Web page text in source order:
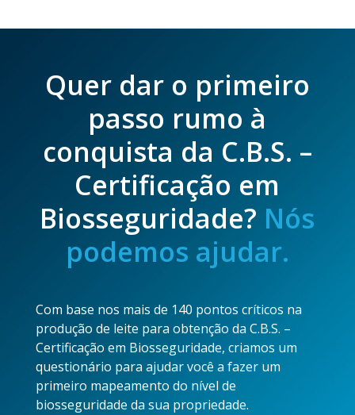
Quer dar o primeiro
passo rumo à
conquista da C.B.S. –
Certificação em
Biosseguridade? Nós
podemos ajudar.
Com base nos mais de 140 pontos críticos na
produção de leite para obtenção da C.B.S. –
Certificação em Biosseguridade, criamos um
questionário para ajudar você a fazer um
primeiro mapeamento do nível de
biosseguridade da sua propriedade.